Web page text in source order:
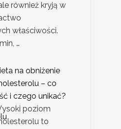
również kryją w
właściwości.
…
na obniżenie
– co
i czego unikać?
poziom
to